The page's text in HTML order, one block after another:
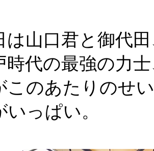
は山口君と御代
時代の最強の力
このあたりのせ
いっぱい。